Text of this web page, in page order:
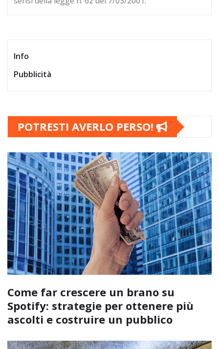
Info
Pubblicità
POTRESTI AVERLO PERSO!
Come far crescere un brano su
Spotify: strategie per ottenere più
ascolti e costruire un pubblico